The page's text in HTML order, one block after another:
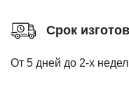
Срок
От 5 дней до 2-х